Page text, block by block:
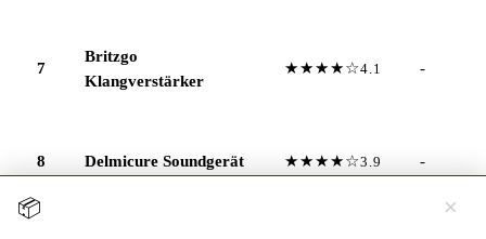
7
Britzgo
Klangverstärker
★★★★☆4.1 -
8 Delmicure Soundgerät ★★★★☆3.9 -
📦 ×